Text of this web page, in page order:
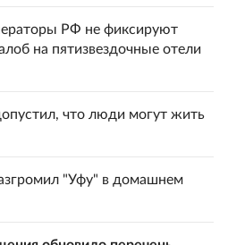
РФ не фиксируют
на пятизвездочные отели
что люди могут жить
"Уфу" в домашнем